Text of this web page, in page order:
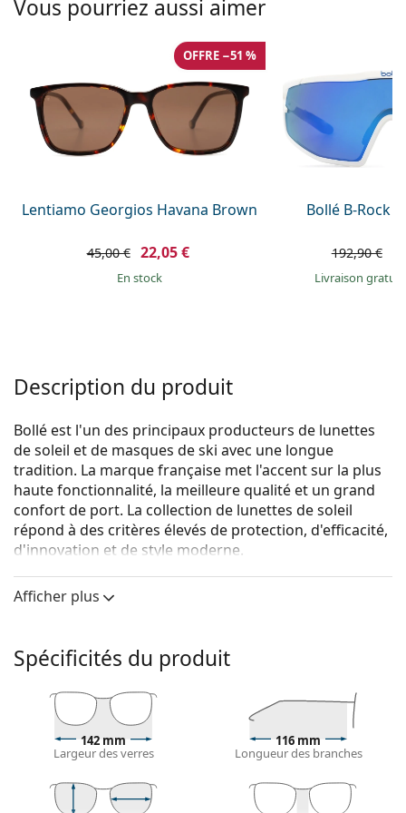
Toutes les marques
Toutes les marques
Vous pourriez aussi aimer
Lentiamo Georgios Havana Brown
OFFRE −51 %
45,00 € 22,05 €
en stock
Bollé B-Rock
192,90 €
Livraison
Description du produit
Bollé est l'un des principaux producteurs de lunettes
de soleil et de masques de ski avec une longue
tradition. La marque française met l'accent sur la plus
haute fonctionnalité, la meilleure qualité et un grand
confort de port. La collection de lunettes de soleil
répond à des critères élevés de protection, d'efficacité,
d'innovation et de style moderne.
Bollé Shifter Matte Pink 12502sont des lunettes de
soleil unisexes.
La couleur rose de la monture s'accorde
cheveux châtain clair ou blond clair.
Lunettes de soleil à montures rectangulaires
sont
un choix idéal pour les personnes ayant une forme
de visage ovale ou ronde.
La monture des lunettes de soleil est fabriquée en
plastique de grande qualité, ce qui offre une grande
Afficher plus
Spécificités du produit
142 mm
Largeur des verres
116 mm
Longueur des branches